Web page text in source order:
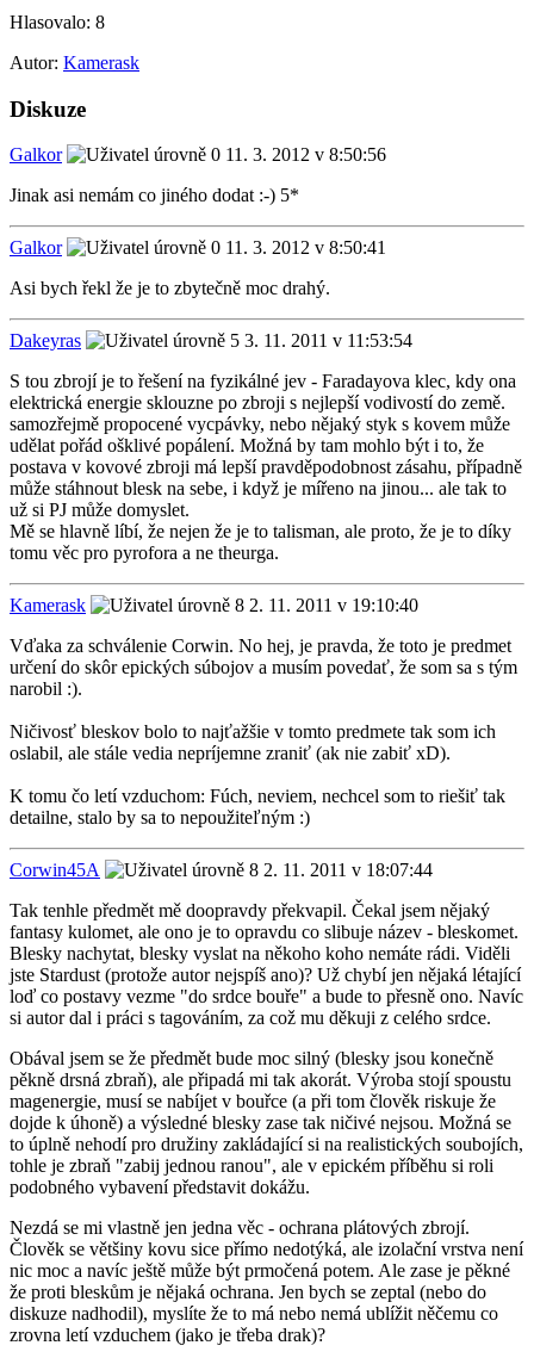
Hlasovalo: 8
Autor: Kamerask
Diskuze
Galkor
11. 3. 2012 v 8:50:56
Jinak asi nemám co jiného dodat :-) 5*
Galkor
11. 3. 2012 v 8:50:41
Asi bych řekl že je to zbytečně moc drahý.
Dakeyras
3. 11. 2011 v 11:53:54
S tou zbrojí je to řešení na fyzikálné jev - Faradayova klec, kdy ona
elektrická energie sklouzne po zbroji s nejlepší vodivostí do země.
samozřejmě propocené vycpávky, nebo nějaký styk s kovem může
udělat pořád ošklivé popálení. Možná by tam mohlo být i to, že
postava v kovové zbroji má lepší pravděpodobnost zásahu, případně
může stáhnout blesk na sebe, i když je mířeno na jinou... ale tak to
už si PJ může domyslet.
Mě se hlavně líbí, že nejen že je to talisman, ale proto, že je to díky
tomu věc pro pyrofora a ne theurga.
Kamerask
2. 11. 2011 v 19:10:40
Vďaka za schválenie Corwin. No hej, je pravda, že toto je predmet
určení do skôr epických súbojov a musím povedať, že som sa s tým
narobil :).
Ničivosť bleskov bolo to najťažšie v tomto predmete tak som ich
oslabil, ale stále vedia nepríjemne zraniť (ak nie zabiť xD).
K tomu čo letí vzduchom: Fúch, neviem, nechcel som to riešiť tak
detailne, stalo by sa to nepoužiteľným :)
Corwin45A
2. 11. 2011 v 18:07:44
Tak tenhle předmět mě doopravdy překvapil. Čekal jsem nějaký
fantasy kulomet, ale ono je to opravdu co slibuje název - bleskomet.
Blesky nachytat, blesky vyslat na někoho koho nemáte rádi. Viděli
jste Stardust (protože autor nejspíš ano)? Už chybí jen nějaká létající
loď co postavy vezme "do srdce bouře" a bude to přesně ono. Navíc
si autor dal i práci s tagováním, za což mu děkuji z celého srdce.
Obával jsem se že předmět bude moc silný (blesky jsou konečně
pěkně drsná zbraň), ale připadá mi tak akorát. Výroba stojí spoustu
magenergie, musí se nabíjet v bouřce (a při tom člověk riskuje že
dojde k úhoně) a výsledné blesky zase tak ničivé nejsou. Možná se
to úplně nehodí pro družiny zakládající si na realistických soubojích,
tohle je zbraň "zabij jednou ranou", ale v epickém příběhu si roli
podobného vybavení představit dokážu.
Nezdá se mi vlastně jen jedna věc - ochrana plátových zbrojí.
Člověk se většiny kovu sice přímo nedotýká, ale izolační vrstva není
nic moc a navíc ještě může být prmočená potem. Ale zase je pěkné
že proti bleskům je nějaká ochrana. Jen bych se zeptal (nebo do
diskuze nadhodil), myslíte že to má nebo nemá ublížit něčemu co
zrovna letí vzduchem (jako je třeba drak)?